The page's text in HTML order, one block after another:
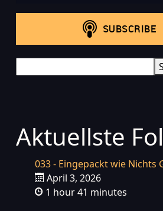
Aktuellste
033 - Eingepackt wie Nichts
April 3, 2026
1 hour 41 minutes